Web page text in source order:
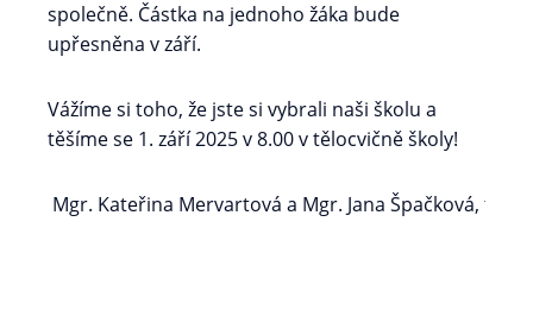
společně. Částka na jednoho žáka bude
upřesněna v září.
Vážíme si toho, že jste si vybrali naši školu a
těšíme se 1. září 2025 v 8.00 v tělocvičně školy!
Mgr. Kateřina Mervartová a Mgr.